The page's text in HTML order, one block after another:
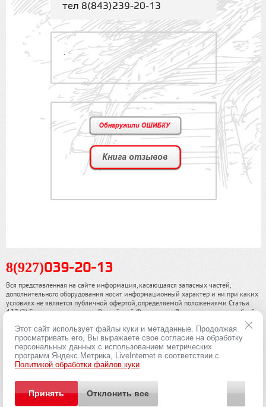
тел 8(843)239-20-13
.
8(927)039-20-13
Вся представленная на сайте информация, касающаяся запасных частей,
дополнительного оборудования носит информационный характер и ни при каких
условиях не является публичной офертой, определяемой положениями Статьи
437 (2) Гражданского кодекса Российской Федерации. Для получения подробной
информации, пожалуйста, обращайтесь к нашим специалистам. чинамобил.рф ©
2013-2026. Все права охраняются законом.
Политика конфиденциальности
Этот сайт использует файлы куки и метаданные. Продолжая
просматривать его, Вы выражаете свое согласие на обработку
персональных данных с использованием метрических
программ Яндекс.Метрика, LiveInternet в соответствии с
Политикой обработки файлов куки
Принять Отклонить все